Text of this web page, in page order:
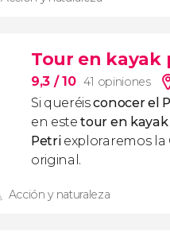
Tour en kayak
9,3 / 10 41 opiniones
Si queréisconocer el
en estetour en kayak
Petriexploraremos la
original.
Acción y naturaleza